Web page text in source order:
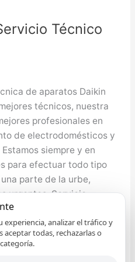
Técnico
de aparatos Daikin
técnicos, nuestra
profesionales en
de electrodomésticos y
siempre y en
para efectuar todo tipo
parte de la urbe,
urgentes. Servicio
experiencia, analizar el tráfico y
aceptar todas, rechazarlas o